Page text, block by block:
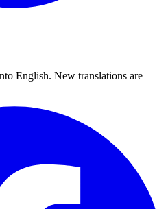
English. New translations are